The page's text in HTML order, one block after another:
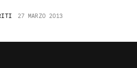
27 MARZO 2013